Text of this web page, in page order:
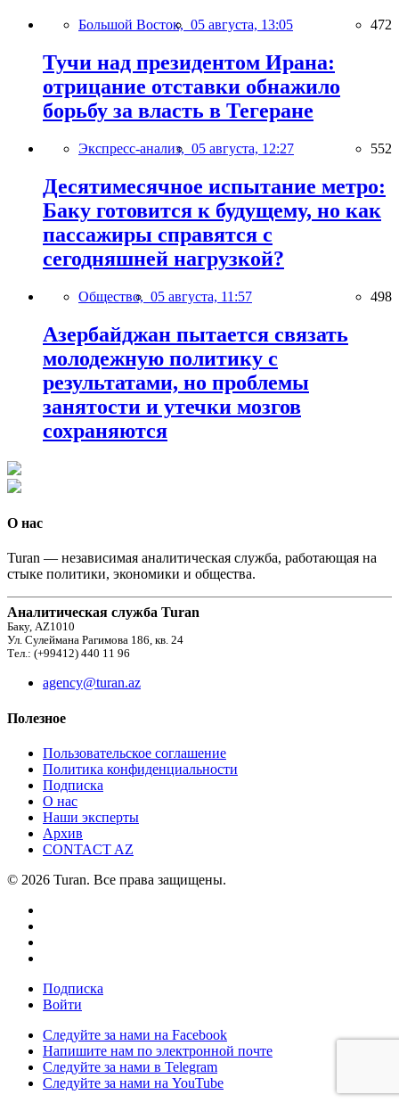
Большой Восток, 05 августа, 13:05 472
Тучи над президентом Ирана:
отрицание отставки обнажило
борьбу за власть в Тегеране
Экспресс-анализ, 05 августа, 12:27 552
Десятимесячное испытание метро:
Баку готовится к будущему, но как
пассажиры справятся с
сегодняшней нагрузкой?
Общество, 05 августа, 11:57 498
Азербайджан пытается связать
молодежную политику с
результатами, но проблемы
занятости и утечки мозгов
сохраняются
О нас
Turan — независимая аналитическая служба, работающая на
стыке политики, экономики и общества.
Аналитическая служба Turan
Баку, AZ1010
Ул. Сулеймана Рагимова 186, кв. 24
Тел.: (+99412) 440 11 96
agency@turan.az
Полезное
Пользовательское соглашение
Политика конфиденциальности
Подписка
О нас
Наши эксперты
Архив
CONTACT AZ
© 2026 Turan. Все права защищены.
Подписка
Войти
Следуйте за нами на Facebook
Напишите нам по электронной почте
Следуйте за нами в Telegram
Следуйте за нами на YouTube